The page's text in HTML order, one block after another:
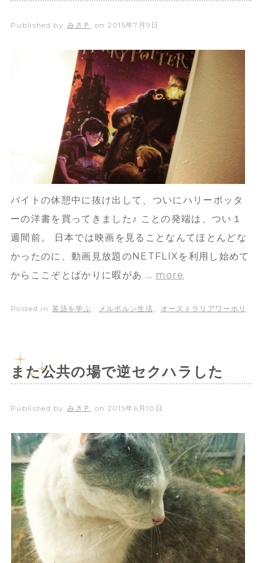
Published by みさＰ on 2015年7月9日
バイトの休憩中に抜け出して、ついにハリーポッタ
ーの洋書を買ってきました♪ ことの発端は、つい１
週間前。 日本では映画を見ることなんてほとんどな
かったのに、動画見放題のNETFLIXを利用し始めて
からここぞとばかりに暇があ … more
Posted in 英語を学ぶ メルボルン生活 オーストラリアワーホリ
また公共の場で逆セクハラした
Published by みさＰ on 2015年6月10日